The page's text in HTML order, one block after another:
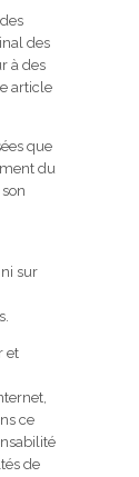
des
à des
article
que
du
sur
et
ce
de